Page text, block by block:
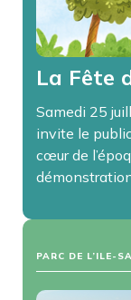
La Fête
Samedi 25
invite le
cœur de
PARC DE L’ILE-